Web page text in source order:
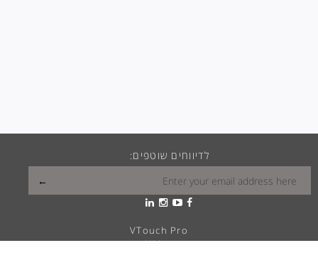
לדיווחים שוטפים:
VTouch Pro
VMax